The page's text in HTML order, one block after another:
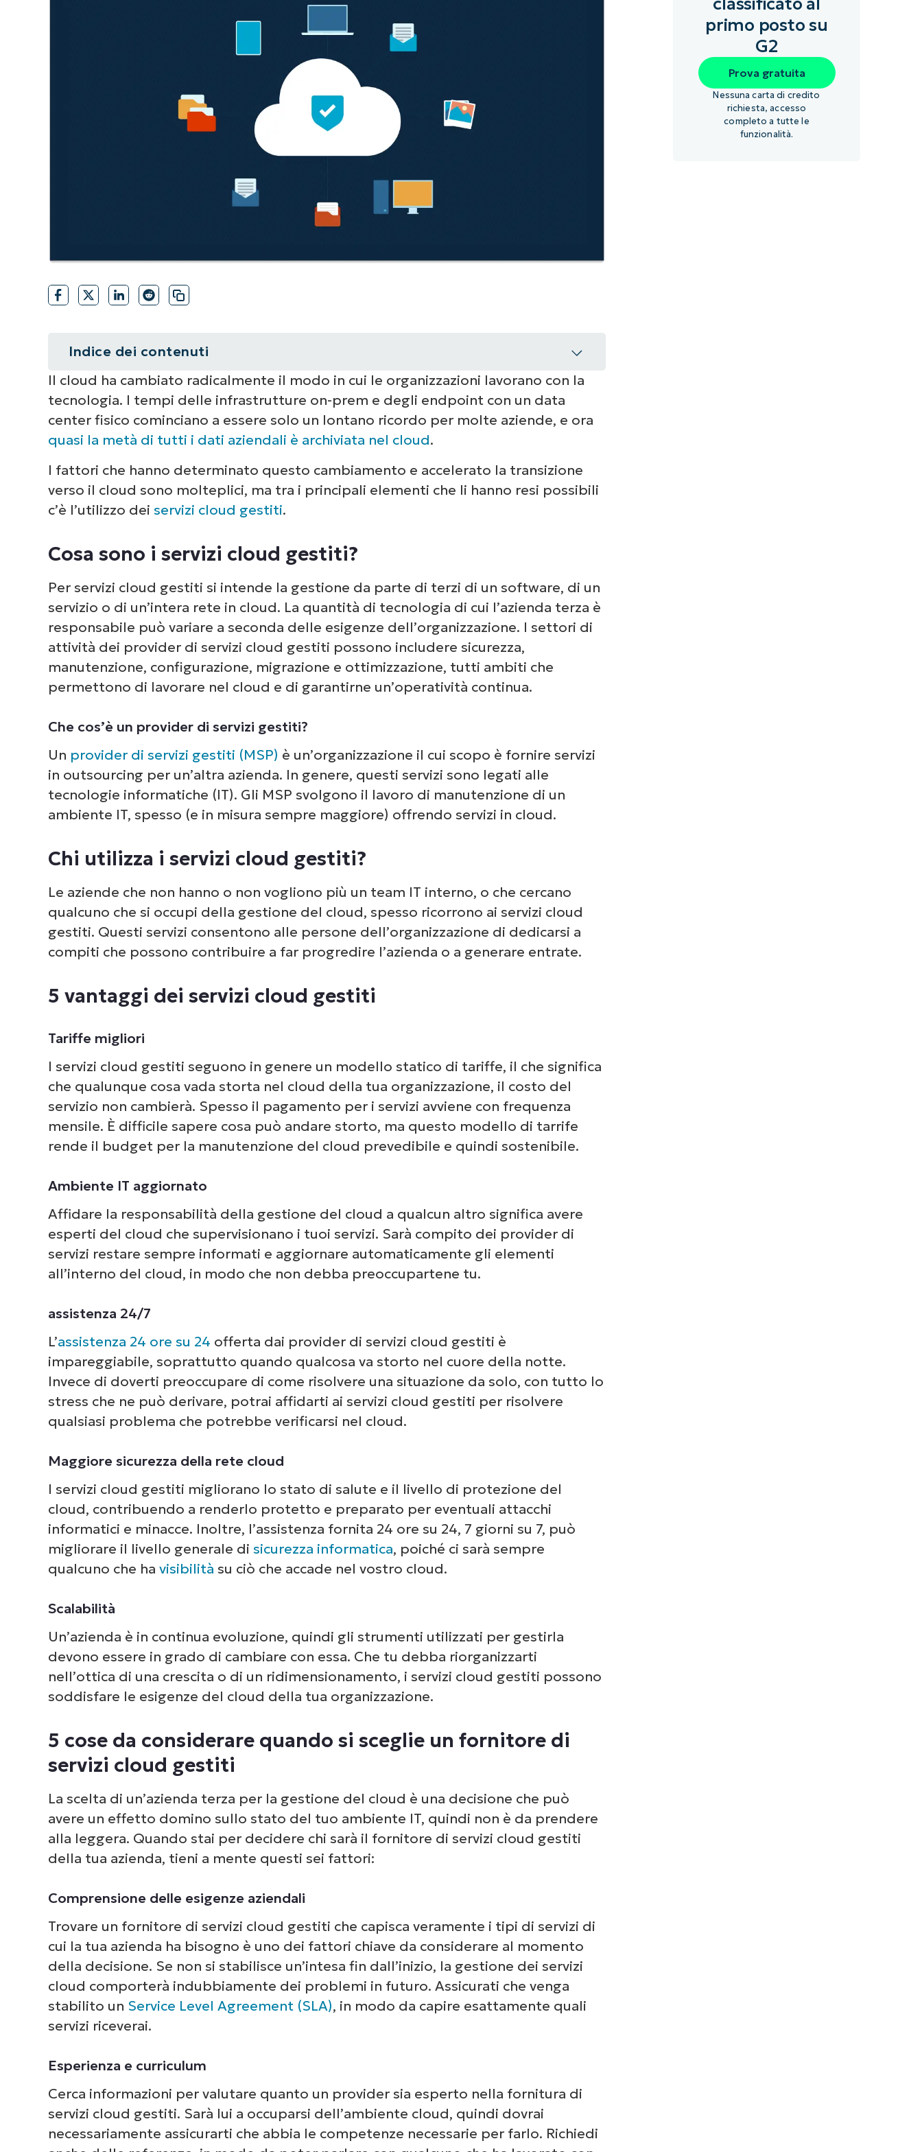
GUARDA UNA DEMO
ROADMAP DEI PRODOTTI
CONTATTO COMMERCIALE GUARDA UNA DEMO
CONTATTO COMMERCIALE
GUARDA UNA DEMO
Indice dei contenuti
Riepilogo
Cosa sono i servizi cloud gestiti?
5 vantaggi dei servizi cloud gestiti
5 cose da considerare quando si sceglie un fornitore di servizi cloud gestiti
Offri servizi cloud gestiti con l’aiuto di NinjaOne
Il cloud ha cambiato radicalmente il modo in cui le organizzazioni lavorano con la
tecnologia. I tempi delle infrastrutture on-prem e degli endpoint con un data
center fisico cominciano a essere solo un lontano ricordo per molte aziende, e ora
quasi la metà di tutti i dati aziendali è archiviata nel cloud.
I fattori che hanno determinato questo cambiamento e accelerato la transizione
verso il cloud sono molteplici, ma tra i principali elementi che li hanno resi possibili
c’è l’utilizzo dei servizi cloud gestiti.
Cosa sono i servizi cloud gestiti?
Per servizi cloud gestiti si intende la gestione da parte di terzi di un software, di un
servizio o di un’intera rete in cloud. La quantità di tecnologia di cui l’azienda terza è
responsabile può variare a seconda delle esigenze dell’organizzazione. I settori di
attività dei provider di servizi cloud gestiti possono includere sicurezza,
manutenzione, configurazione, migrazione e ottimizzazione, tutti ambiti che
permettono di lavorare nel cloud e di garantirne un’operatività continua.
Che cos’è un provider di servizi gestiti?
Un provider di servizi gestiti (MSP) è un’organizzazione il cui scopo è fornire servizi
in outsourcing per un’altra azienda. In genere, questi servizi sono legati alle
tecnologie informatiche (IT). Gli MSP svolgono il lavoro di manutenzione di un
ambiente IT, spesso (e in misura sempre maggiore) offrendo servizi in cloud.
Chi utilizza i servizi cloud gestiti?
Le aziende che non hanno o non vogliono più un team IT interno, o che cercano
qualcuno che si occupi della gestione del cloud, spesso ricorrono ai servizi cloud
gestiti. Questi servizi consentono alle persone dell’organizzazione di dedicarsi a
compiti che possono contribuire a far progredire l’azienda o a generare entrate.
5 vantaggi dei servizi cloud gestiti
Tariffe migliori
I servizi cloud gestiti seguono in genere un modello statico di tariffe, il che significa
che qualunque cosa vada storta nel cloud della tua organizzazione, il costo del
servizio non cambierà. Spesso il pagamento per i servizi avviene con frequenza
mensile. È difficile sapere cosa può andare storto, ma questo modello di tarrife
rende il budget per la manutenzione del cloud prevedibile e quindi sostenibile.
Ambiente IT aggiornato
Affidare la responsabilità della gestione del cloud a qualcun altro significa avere
esperti del cloud che supervisionano i tuoi servizi. Sarà compito dei provider di
servizi restare sempre informati e aggiornare automaticamente gli elementi
all’interno del cloud, in modo che non debba preoccupartene tu.
assistenza 24/7
L’assistenza 24 ore su 24 offerta dai provider di servizi cloud gestiti è
impareggiabile, soprattutto quando qualcosa va storto nel cuore della notte.
Invece di doverti preoccupare di come risolvere una situazione da solo, con tutto lo
stress che ne può derivare, potrai affidarti ai servizi cloud gestiti per risolvere
qualsiasi problema che potrebbe verificarsi nel cloud.
Maggiore sicurezza della rete cloud
I servizi cloud gestiti migliorano lo stato di salute e il livello di protezione del
cloud, contribuendo a renderlo protetto e preparato per eventuali attacchi
informatici e minacce. Inoltre, l’assistenza fornita 24 ore su 24, 7 giorni su 7, può
migliorare il livello generale di sicurezza informatica, poiché ci sarà sempre
qualcuno che ha visibilità su ciò che accade nel vostro cloud.
Scalabilità
Un’azienda è in continua evoluzione, quindi gli strumenti utilizzati per gestirla
devono essere in grado di cambiare con essa. Che tu debba riorganizzarti
nell’ottica di una crescita o di un ridimensionamento, i servizi cloud gestiti possono
soddisfare le esigenze del cloud della tua organizzazione.
5 cose da considerare quando si sceglie un fornitore di
servizi cloud gestiti
La scelta di un’azienda terza per la gestione del cloud è una decisione che può
avere un effetto domino sullo stato del tuo ambiente IT, quindi non è da prendere
alla leggera. Quando stai per decidere chi sarà il fornitore di servizi cloud gestiti
della tua azienda, tieni a mente questi sei fattori:
Comprensione delle esigenze aziendali
Trovare un fornitore di servizi cloud gestiti che capisca veramente i tipi di servizi di
cui la tua azienda ha bisogno è uno dei fattori chiave da considerare al momento
della decisione. Se non si stabilisce un’intesa fin dall’inizio, la gestione dei servizi
cloud comporterà indubbiamente dei problemi in futuro. Assicurati che venga
stabilito un Service Level Agreement (SLA), in modo da capire esattamente quali
servizi riceverai.
Esperienza e curriculum
Cerca informazioni per valutare quanto un provider sia esperto nella fornitura di
servizi cloud gestiti. Sarà lui a occuparsi dell’ambiente cloud, quindi dovrai
necessariamente assicurarti che abbia le competenze necessarie per farlo. Richiedi
primo posto su
G2
Prova gratuita
Nessuna carta di credito
richiesta, accesso
completo a tutte le
funzionalità.
Guarda NinjaOne in
azione
come NinjaOne semplifica attività IT come la gestione
degli endpoint, il patching, l’MDM, il ticketing e altro
ancora.